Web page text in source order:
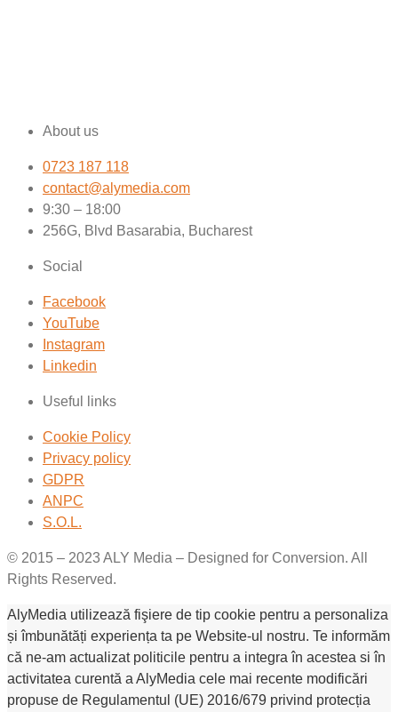
About us
0723 187 118
contact@alymedia.com
9:30 – 18:00
256G, Blvd Basarabia, Bucharest
Social
Facebook
YouTube
Instagram
Linkedin
Useful links
Cookie Policy
Privacy policy
GDPR
ANPC
S.O.L.
© 2015 – 2023 ALY Media – Designed for Conversion. All
Rights Reserved.
AlyMedia utilizează fişiere de tip cookie pentru a personaliza
și îmbunătăți experiența ta pe Website-ul nostru. Te informăm
că ne-am actualizat politicile pentru a integra în acestea si în
activitatea curentă a AlyMedia cele mai recente modificări
propuse de Regulamentul (UE) 2016/679 privind protecția